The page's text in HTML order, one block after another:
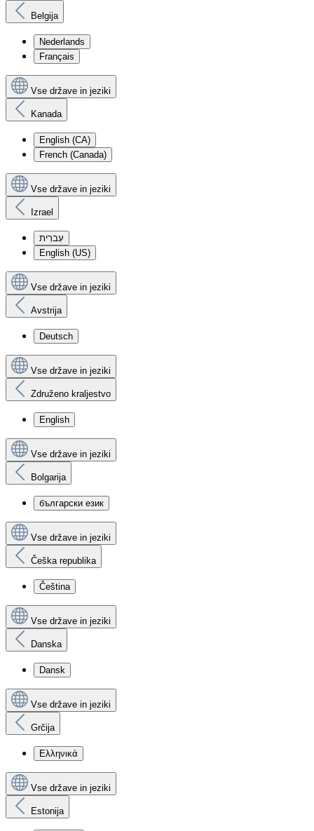
Belgija
Nederlands
Français
Vse države in jeziki
Kanada
English (CA)
French (Canada)
Vse države in jeziki
Izrael
עִברִית
English (US)
Vse države in jeziki
Avstrija
Deutsch
Vse države in jeziki
Združeno kraljestvo
English
Vse države in jeziki
Bolgarija
български език
Vse države in jeziki
Češka republika
Čeština
Vse države in jeziki
Danska
Dansk
Vse države in jeziki
Grčija
Ελληνικά
Vse države in jeziki
Estonija